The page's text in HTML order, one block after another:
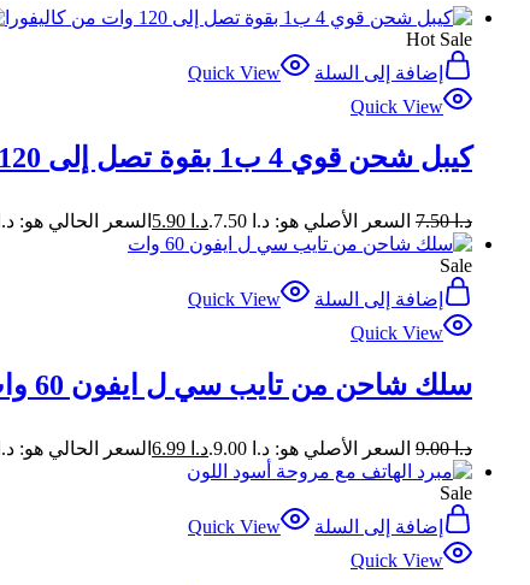
Hot Sale
إضافة إلى السلة
Quick View
Quick View
كيبل شحن قوي 4 ب1 بقوة تصل إلى 120 وات من كاليفورا
د.ا7.50 السعر الأصلي هو: د.ا 7.50. د.ا السعر الحالي هو: د.ا 5.90.
Sale
إضافة إلى السلة
Quick View
Quick View
سلك شاحن من تايب سي ل ايفون 60 وات
د.ا9.00 السعر الأصلي هو: د.ا 9.00. د.ا السعر الحالي هو: د.ا 6.99.
Sale
إضافة إلى السلة
Quick View
Quick View